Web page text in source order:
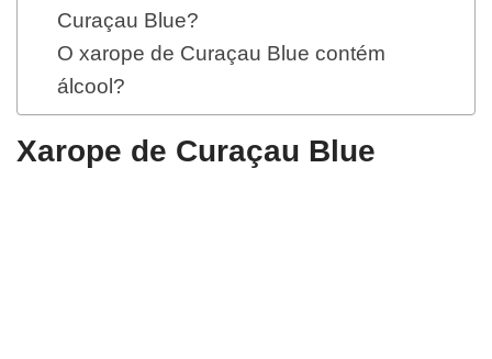
Curaçau Blue?
O xarope de Curaçau Blue contém
álcool?
Xarope de Curaçau Blue